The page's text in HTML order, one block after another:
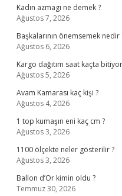
Kadın azmagı ne demek ?
Ağustos 7, 2026
Başkalarının önemsemek nedir
Ağustos 6, 2026
Kargo dağıtım saat kaçta
Ağustos 5, 2026
Avam Kamarası kaç kişi ?
Ağustos 4, 2026
1 top kumaşın eni kaç cm ?
Ağustos 3, 2026
1100 ölçekte neler gösterilir ?
Ağustos 3, 2026
Ballon d’Or kimin oldu ?
Temmuz 30, 2026